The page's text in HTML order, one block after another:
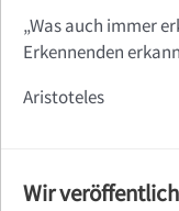
„Was auch immer
Erkennenden
Aristoteles
Wir